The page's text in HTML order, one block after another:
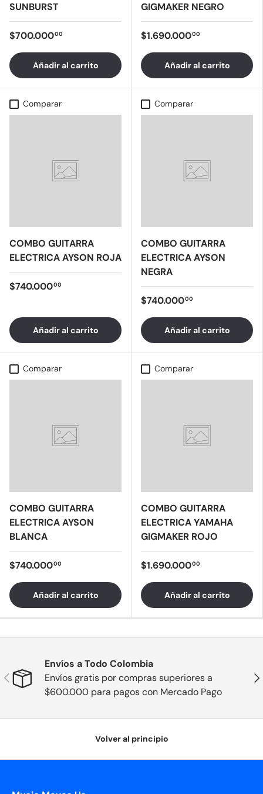
SUNBURST
$700.00000
Añadir al carrito
GIGMAKER NEGRO
$1.690.00000
Añadir al carrito
Comparar
COMBO GUITARRA
ELECTRICA AYSON ROJA
$740.00000
Añadir al carrito
Comparar
COMBO GUITARRA
ELECTRICA AYSON
NEGRA
$740.00000
Añadir al carrito
Comparar
COMBO GUITARRA
ELECTRICA AYSON
BLANCA
$740.00000
Añadir al carrito
Comparar
COMBO GUITARRA
ELECTRICA YAMAHA
GIGMAKER ROJO
$1.690.00000
Añadir al carrito
Anterior
Envíos a Todo Colombia
Envíos gratis por compras superiores a
$600.000 para pagos con Mercado Pago
Volver al principio